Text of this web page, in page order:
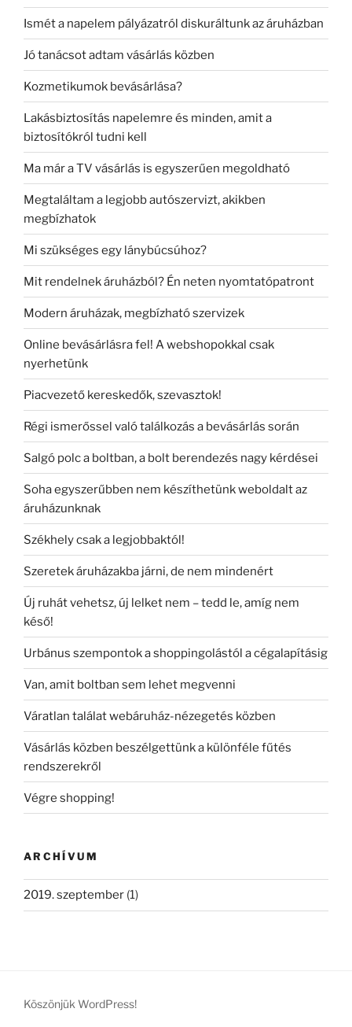
Ismét a napelem pályázatról diskuráltunk az áruházban
Jó tanácsot adtam vásárlás közben
Kozmetikumok bevásárlása?
Lakásbiztosítás napelemre és minden, amit a
biztosítókról tudni kell
Ma már a TV vásárlás is egyszerűen megoldható
Megtaláltam a legjobb autószervizt, akikben
megbízhatok
Mi szükséges egy lánybúcsúhoz?
Mit rendelnek áruházból? Én neten nyomtatópatront
Modern áruházak, megbízható szervizek
Online bevásárlásra fel! A webshopokkal csak
nyerhetünk
Piacvezető kereskedők, szevasztok!
Régi ismerőssel való találkozás a bevásárlás során
Salgó polc a boltban, a bolt berendezés nagy kérdései
Soha egyszerűbben nem készíthetünk weboldalt az
áruházunknak
Székhely csak a legjobbaktól!
Szeretek áruházakba járni, de nem mindenért
Új ruhát vehetsz, új lelket nem – tedd le, amíg nem
késő!
Urbánus szempontok a shoppingolástól a cégalapításig
Van, amit boltban sem lehet megvenni
Váratlan találat webáruház-nézegetés közben
Vásárlás közben beszélgettünk a különféle fűtés
rendszerekről
Végre shopping!
ARCHÍVUM
2019. szeptember (1)
Köszönjük WordPress!